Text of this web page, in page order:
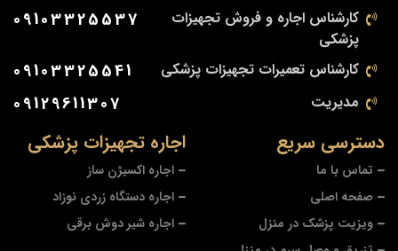
اجاره تجهیزات پزشکی
اجاره اکسیژن ساز
اجاره دستگاه زردی نوزاد
اجاره شیر دوش برقی
دسترسی سریع
تماس با ما
صفحه اصلی
ویزیت پزشک در منزل
کارشناس اجاره و فروش تجهیزات
پزشکی
09103325537
کارشناس تعمیرات تجهیزات پزشکی 09103325541
مدیریت 09129611307